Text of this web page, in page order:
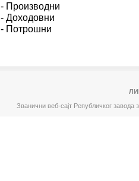
- Производни
- Доходовни
- Потрошни
Званични веб-сајт Републичког